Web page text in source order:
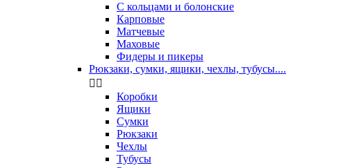
С кольцами и болонские
Карповые
Матчевые
Маховые
Фидеры и пикеры
Рюкзаки, сумки, ящики, чехлы, тубусы....
 
Коробки
Ящики
Сумки
Рюкзаки
Чехлы
Тубусы